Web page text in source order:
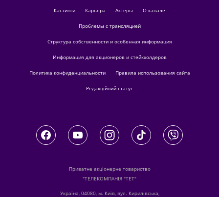
кастинги Карьера актеры О канале
Проблемы с трансляцией
Структура собственности и особенная информация
Информация для акционеров и стейкхолдеров
Политика конфиденциальности Правила использования сайта
Редакційний статут
Приватне акціонерне товариство
"ТЕЛЕКОМПАНІЯ "ТЕТ"
Україна, 04080, м. Київ, вул. Кирилівська,